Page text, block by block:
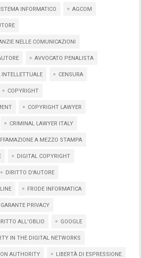
INFORMATICO AGCOM
NELLE COMUNICAZIONI
AVVOCATO PENALISTA
CENSURA
COPYRIGHT
COPYRIGHT LAWYER
CRIMINAL LAWYER ITALY
A MEZZO STAMPA
DIGITAL COPYRIGHT
DIRITTO D'AUTORE
FRODE INFORMATICA
GARANTE PRIVACY
ALL'OBLIO GOOGLE
IN THE DIGITAL NETWORKS
AUTHORITY LIBERTÀ DI ESPRESSIONE